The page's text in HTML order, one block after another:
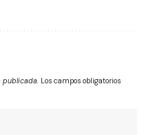
publicada. Los campos obligatorios